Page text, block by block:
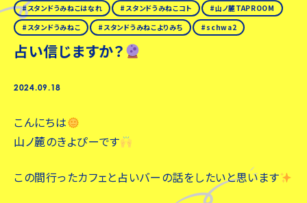
スタンドうみねこはなれ
スタンドうみねこコト
山ノ麓TAPROOM
スタンドうみねこ
スタンドうみねこよりみち schwa2
占い信じますか？
2024.09.18
こんにちは
山ノ麓のきよぴーです
この間行ったカフェと占いバーの話をしたいと思います